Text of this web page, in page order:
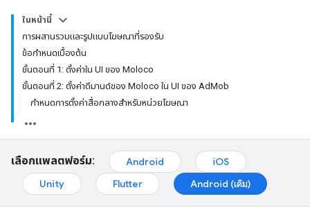
ในหน้านี้
การผสานรวมและรูปแบบโฆษณาที่รองรับ
ข้อกำหนดเบื้องต้น
ขั้นตอนที่ 1: ตั้งค่าใน UI ของ Moloco
ขั้นตอนที่ 2: ตั้งค่าดีมานด์ของ Moloco ใน UI ของ AdMob
กำหนดการตั้งค่าสื่อกลางสำหรับหน่วยโฆษณา
เลือกแพลตฟอร์ม: Android
iOS
Unity
Flutter Android (เดิม)